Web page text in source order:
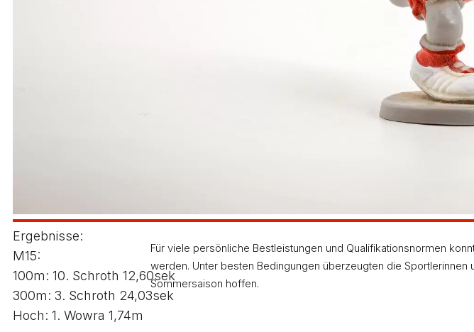
Für viele persönliche Bestleistungen und Qualifikationsnormen
werden. Unter besten Bedingungen überzeugten die
Sommersaison hoffen.
Immer besser in Fahrt kommt auch Fenja Buchgraber, die über 100 und
wie Julian Abele und Mike Schmuck. Letzterer gewann sogar den 200-
Josephine Schäkel und Mia Berger die Aufregung deutlich ins Gesicht
In den Wurfdisziplinen überzeugten vor allem Romina Adam und Samuel
Ergebnisse:
M15:
100m: 10. Schroth 12,60sek
300m: 3. Schroth 24,03sek
Hoch: 1. Wowra 1,74m